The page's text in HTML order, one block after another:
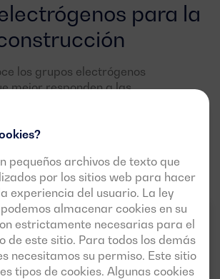
pequeños archivos de texto que
por los sitios web para hacer
experiencia del usuario. La ley
almacenar cookies en su
estrictamente necesarias para el
de este sitio. Para todos los demás
necesitamos su permiso. Este sitio
tipos de cookies. Algunas cookies
para la
los grupos electrógenos
mejor responden a las